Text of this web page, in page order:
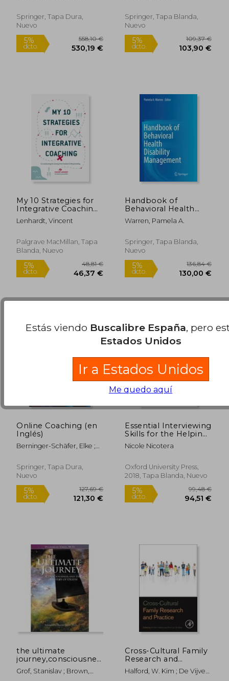
dcto.
5%
dcto. 42,74 € dcto.
Rápido
Jane
Springer, Tapa Dura,
Nuevo
5% 558,10 €
Springer, Tapa Blanda,
Nuevo
5%
My 10 Strategies for
Integrative Coaching:
Co-Constructing the
Journey from
Responsibility (en
Inglés)
Lenhardt, Vincent
Palgrave MacMillan, Tapa
Blanda, Nuevo
Handbook of
Behavioral Health
Disability
Management (en
Warren, Pamela A.
Springer, Tapa Blanda,
Nuevo
Online Coaching (en
Inglés)
Berninger-Schäfer, Elke ;
Harald
Springer, Tapa Dura,
Nuevo
Essential Interviewing
Skills for the Helping
Professions: A Social
Justice and Wellness
Nicole Nicotera
Oxford University Press,
2018, Tapa Blanda, Nuevo
the ultimate
journey,consciousness
and the mystery of
death (en Inglés)
Grof, Stanislav ; Brown,
Cross-Cultural Family
Research and
Practice (en Inglés)
Halford, W. Kim ; De Vijver,
Estás viendo Buscalibre España, pero
Estados Unidos
Ir a Estados Unidos
Me quedo aquí